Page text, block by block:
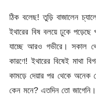
ঠিক বলেছ! তুড়ি বাজালেন
ইথারের বিষ বলয়ে ঢুকে পড়েছে
যাচ্ছে আরও গভীরে। সকাল
কারণে! ইথারের বিষেই মাথা
কামড়ে দেয়ার পর থেকে
কেন মনে? এতদিন তো